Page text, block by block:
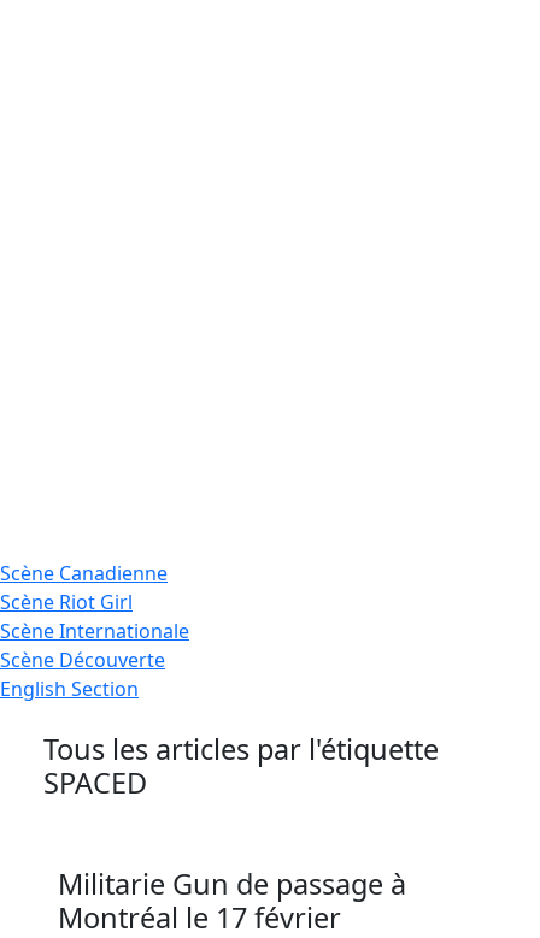
Scène Canadienne
Scène Riot Girl
ScèneInternationale
Scène Découverte
English Section
Tous les articles par l'étiquette
SPACED
Militarie Gun de passage à
Montréal le 17 février